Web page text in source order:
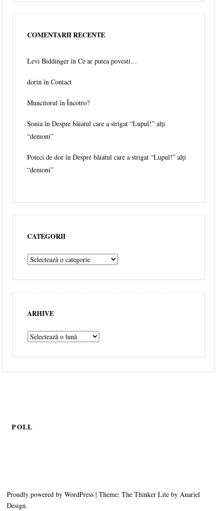
COMENTARII RECENTE
Levi Biddinger înCe ar putea povesti…
dorin înContact
Muncitorul înÎncotro?
Sonia înDespre băiatul care a strigat “Lupul!” alți
“demoni”
Poteci de dor înDespre băiatul care a strigat “Lupul!” alți
“demoni”
CATEGORII
ARHIVE
POLL
Proudly powered by WordPress |Theme: The Thinker Lite byAnariel
Design.